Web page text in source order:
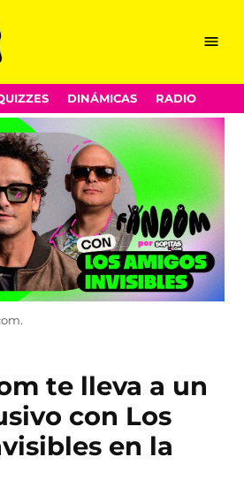
Menu
DINÁMICAS RADIO
te lleva a un
con Los
en la